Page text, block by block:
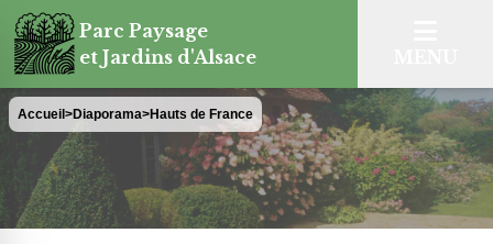
Parc Paysage
et Jardins d'Alsace
Accueil >Diaporama>Hauts de France